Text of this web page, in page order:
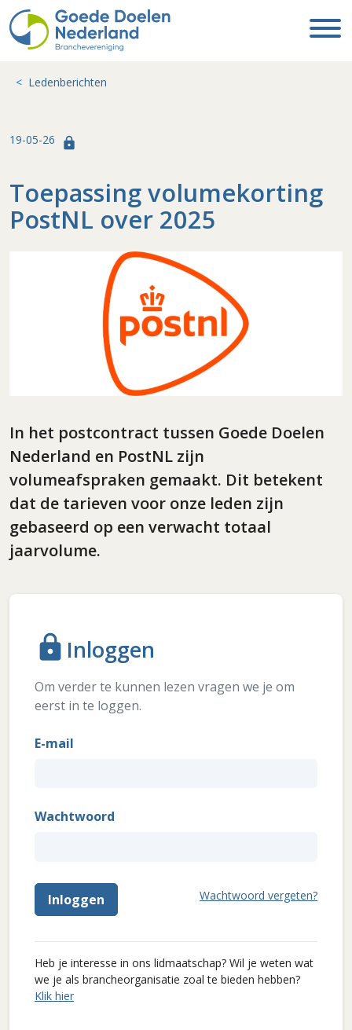
Ledenberichten
19-05-26 lock
Toepassing volumekorting
PostNL over 2025
In het postcontract tussen Goede Doelen
Nederland en PostNL zijn
volumeafspraken gemaakt. Dit betekent
dat de tarieven voor onze leden zijn
gebaseerd op een verwacht totaal
jaarvolume.
lock Inloggen
Om verder te kunnen lezen vragen we je om
eerst in te loggen.
E-mail
Wachtwoord
Inloggen Wachtwoord vergeten?
Heb je interesse in ons lidmaatschap? Wil je weten wat
we je als brancheorganisatie zoal te bieden hebben?
Klik hier